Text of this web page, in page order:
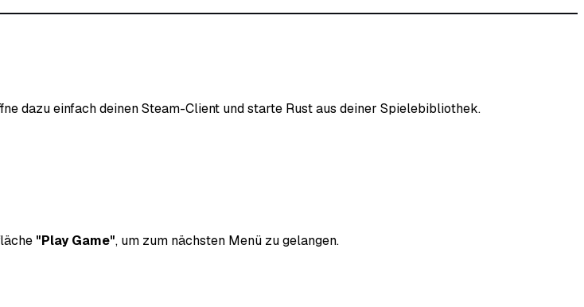
dazu einfach deinen Steam-Client und starte Rust aus deiner Spielebibliothek.
"Play Game", um zum nächsten Menü zu gelangen.